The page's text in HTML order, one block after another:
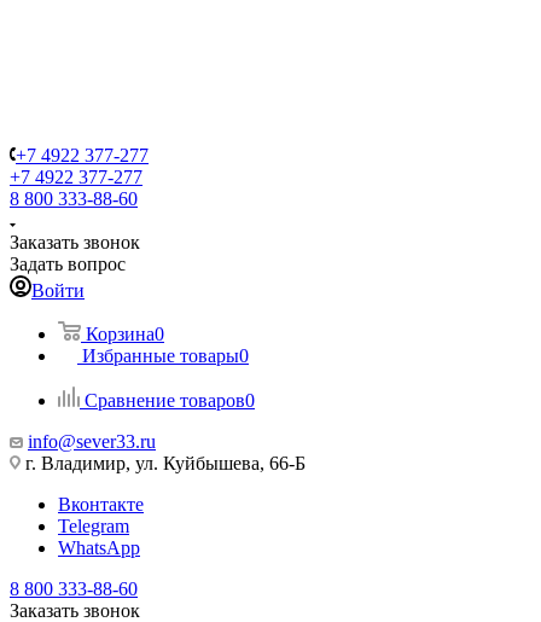
+7 4922 377-277
+7 4922 377-277
8 800 333-88-60
Заказать звонок
Задать вопрос
Войти
Корзина0
Избранные товары0
Сравнение товаров0
info@sever33.ru
г. Владимир, ул. Куйбышева, 66-Б
Вконтакте
Telegram
WhatsApp
8 800 333-88-60
Заказать звонок